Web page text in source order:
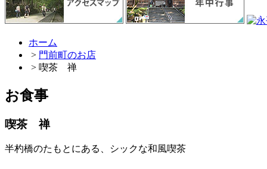
ホーム
> 門前町のお店
> 喫茶 禅
お食事
喫茶 禅
半杓橋のたもとにある、シックな和風喫茶